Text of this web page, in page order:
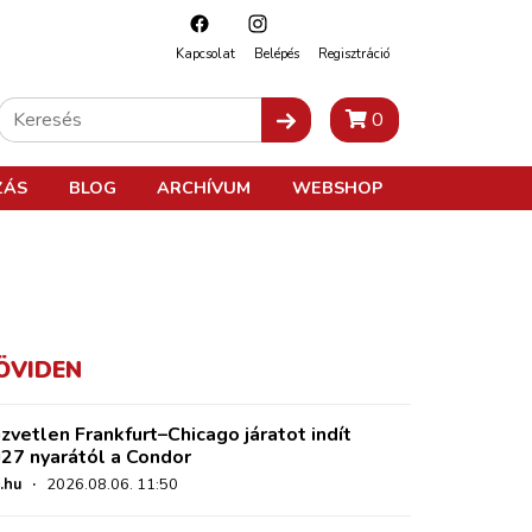
Kapcsolat Belépés Regisztráció
0
BLOG ARCHÍVUM WEBSHOP
Frankfurt–Chicago járatot indít
nyarától a Condor
· 2026.08.06. 11:50